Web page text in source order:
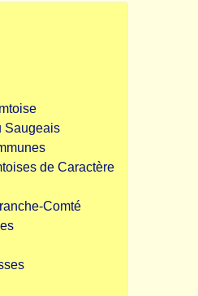
Saugeais
de Caractère
Comté